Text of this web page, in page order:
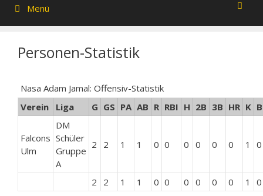
Menü
Personen-Statistik
Nasa Adam Jamal: Offensiv-Statistik
Verein
Liga G GS PA AB R RBI H 2B 3B HR K
Falcons
Ulm
DM
Schüler
Gruppe
A
2 2 1 1 0 0 0 0 0 0 1 0
2 2 1 1 0 0 0 0 0 0 1 0